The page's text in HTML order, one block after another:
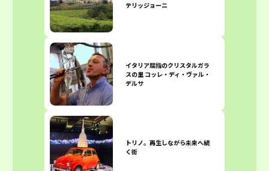
テリッジョーニ
イタリア屈指のクリスタルガラ
スの里 コッレ・ディ・ヴァル・
デルサ
トリノ。再生しながら未来へ続
く街